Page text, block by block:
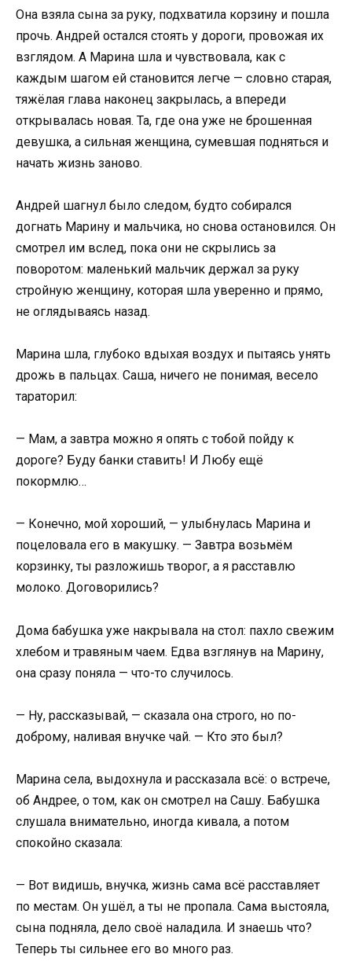
Она взяла сына за руку, подхватила корзину и пошла
прочь. Андрей остался стоять у дороги, провожая их
взглядом. А Марина шла и чувствовала, как с
каждым шагом ей становится легче — словно старая,
тяжёлая глава наконец закрылась, а впереди
открывалась новая. Та, где она уже не брошенная
девушка, а сильная женщина, сумевшая подняться и
начать жизнь заново.
Андрей шагнул было следом, будто собирался
догнать Марину и мальчика, но снова остановился. Он
смотрел им вслед, пока они не скрылись за
поворотом: маленький мальчик держал за руку
стройную женщину, которая шла уверенно и прямо,
не оглядываясь назад.
Марина шла, глубоко вдыхая воздух и пытаясь унять
дрожь в пальцах. Саша, ничего не понимая, весело
тараторил:
— Мам, а завтра можно я опять с тобой пойду к
дороге? Буду банки ставить! И Любу ещё
покормлю…
— Конечно, мой хороший, — улыбнулась Марина и
поцеловала его в макушку. — Завтра возьмём
корзинку, ты разложишь творог, а я расставлю
молоко. Договорились?
Дома бабушка уже накрывала на стол: пахло свежим
хлебом и травяным чаем. Едва взглянув на Марину,
она сразу поняла — что-то случилось.
— Ну, рассказывай, — сказала она строго, но по-
доброму, наливая внучке чай. — Кто это был?
Марина села, выдохнула и рассказала всё: о встрече,
об Андрее, о том, как он смотрел на Сашу. Бабушка
слушала внимательно, иногда кивала, а потом
спокойно сказала:
— Вот видишь, внучка, жизнь сама всё расставляет
по местам. Он ушёл, а ты не пропала. Сама выстояла,
сына подняла, дело своё наладила. И знаешь что?
Теперь ты сильнее его во много раз.